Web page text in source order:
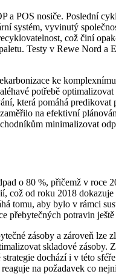
a POS nosiče. Poslední
systém, vyvinutý
což činí
Testy v Rewe Nord a
ke
potřebě
která pomáhá
na efektivní
minimalizovat
o 80 %, přičemž v roce
což od roku 2018
tomu, aby bylo v rámci
přebytečných potravin
zásoby a zároveň lze
skladové zásoby.
dochází i v této
na požadavek co